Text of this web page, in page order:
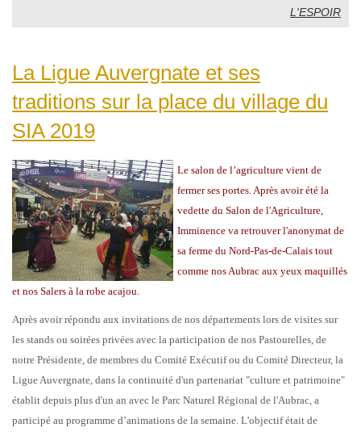
L'ESPOIR
La Ligue Auvergnate et ses
traditions sur la place du village du
SIA 2019
Le salon de l’agriculture vient de
fermer ses portes. Après avoir été la
vedette du Salon de l'Agriculture,
Imminence va retrouver l'anonymat de
sa ferme du Nord-Pas-de-Calais tout
comme nos Aubrac aux yeux maquillés
et nos Salers à la robe acajou.
Après avoir répondu aux invitations de nos départements lors de visites sur
les stands ou soirées privées avec la participation de nos Pastourelles, de
notre Présidente, de membres du Comité Exécutif ou du Comité Directeur, la
Ligue Auvergnate, dans la continuité d'un partenariat "culture et patrimoine"
établit depuis plus d'un an avec le Parc Naturel Régional de l'Aubrac, a
participé au programme d’animations de la semaine. L'objectif était de